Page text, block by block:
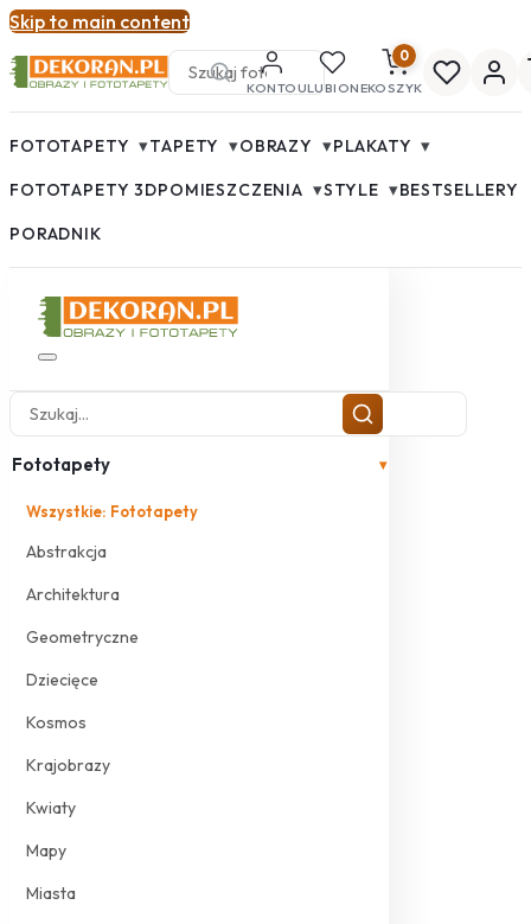
Skip to main content
KONTOULUBIONE
0
KOSZYK
FOTOTAPETY ▾TAPETY ▾OBRAZY ▾PLAKATY ▾
FOTOTAPETY 3DPOMIESZCZENIA ▾STYLE ▾BESTSELLERY
PORADNIK
Fototapety ▾
Wszystkie: Fototapety
Abstrakcja
Architektura
Geometryczne
Dziecięce
Kosmos
Krajobrazy
Kwiaty
Mapy
Miasta